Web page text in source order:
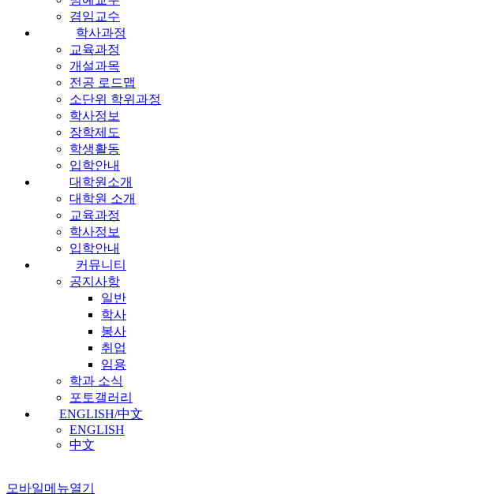
겸임교수
학사과정
교육과정
개설과목
전공 로드맵
소단위 학위과정
학사정보
장학제도
학생활동
입학안내
대학원소개
대학원 소개
교육과정
학사정보
입학안내
커뮤니티
공지사항
일반
학사
봉사
취업
임용
학과 소식
포토갤러리
ENGLISH/中文
ENGLISH
中文
모바일메뉴열기